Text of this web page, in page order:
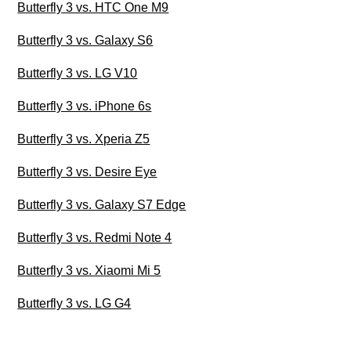
Butterfly 3 vs. HTC One M9
Butterfly 3 vs. Galaxy S6
Butterfly 3 vs. LG V10
Butterfly 3 vs. iPhone 6s
Butterfly 3 vs. Xperia Z5
Butterfly 3 vs. Desire Eye
Butterfly 3 vs. Galaxy S7 Edge
Butterfly 3 vs. Redmi Note 4
Butterfly 3 vs. Xiaomi Mi 5
Butterfly 3 vs. LG G4